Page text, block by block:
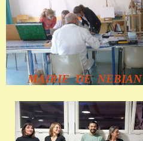
MAIRIE DE NEBIAN